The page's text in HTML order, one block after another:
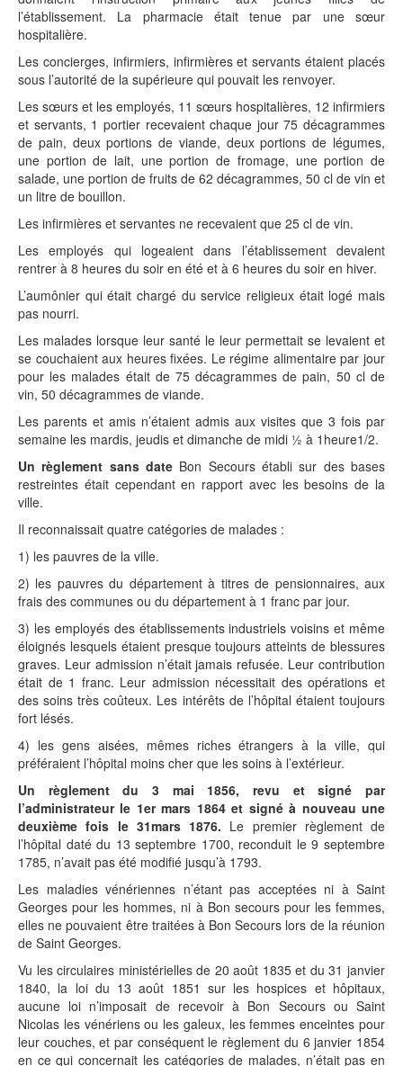
l’établissement. La pharmacie était tenue par une sœur
hospitalière.
Les concierges, infirmiers, infirmières et servants étaient placés
sous l’autorité de la supérieure qui pouvait les renvoyer.
Les sœurs et les employés, 11 sœurs hospitalières, 12 infirmiers
et servants, 1 portier recevaient chaque jour 75 décagrammes
de pain, deux portions de viande, deux portions de légumes,
une portion de lait, une portion de fromage, une portion de
salade, une portion de fruits de 62 décagrammes, 50 cl de vin et
un litre de bouillon.
Les infirmières et servantes ne recevaient que 25 cl de vin.
Les employés qui logeaient dans l’établissement devaient
rentrer à 8 heures du soir en été et à 6 heures du soir en hiver.
L’aumônier qui était chargé du service religieux était logé mais
pas nourri.
Les malades lorsque leur santé le leur permettait se levaient et
se couchaient aux heures fixées. Le régime alimentaire par jour
pour les malades était de 75 décagrammes de pain, 50 cl de
vin, 50 décagrammes de viande.
Les parents et amis n’étaient admis aux visites que 3 fois par
semaine les mardis, jeudis et dimanche de midi ½ à 1heure1/2.
Un règlement sans date Bon Secours établi sur des bases
restreintes était cependant en rapport avec les besoins de la
ville.
Il reconnaissait quatre catégories de malades :
1) les pauvres de la ville.
2) les pauvres du département à titres de pensionnaires, aux
frais des communes ou du département à 1 franc par jour.
3) les employés des établissements industriels voisins et même
éloignés lesquels étaient presque toujours atteints de blessures
graves. Leur admission n’était jamais refusée. Leur contribution
était de 1 franc. Leur admission nécessitait des opérations et
des soins très coûteux. Les intérêts de l’hôpital étaient toujours
fort lésés.
4) les gens aisées, mêmes riches étrangers à la ville, qui
préféraient l’hôpital moins cher que les soins à l’extérieur.
Un règlement du 3 mai 1856, revu et signé par
l’administrateur le 1er mars 1864 et signé à nouveau une
deuxième fois le 31mars 1876. Le premier règlement de
l’hôpital daté du 13 septembre 1700, reconduit le 9 septembre
1785, n’avait pas été modifié jusqu’à 1793.
Les maladies vénériennes n’étant pas acceptées ni à Saint
Georges pour les hommes, ni à Bon secours pour les femmes,
elles ne pouvaient être traitées à Bon Secours lors de la réunion
de Saint Georges.
Vu les circulaires ministérielles de 20 août 1835 et du 31 janvier
1840, la loi du 13 août 1851 sur les hospices et hôpitaux,
aucune loi n’imposait de recevoir à Bon Secours ou Saint
Nicolas les vénériens ou les galeux, les femmes enceintes pour
leur couches, et par conséquent le règlement du 6 janvier 1854
en ce qui concernait les catégories de malades, n’était pas en